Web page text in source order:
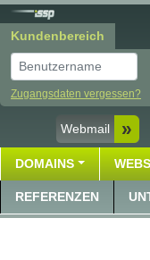
Kundenbereich
Benutzer
Zugangsdaten vergessen?
Webmail
DOMAINS
REFERENZEN